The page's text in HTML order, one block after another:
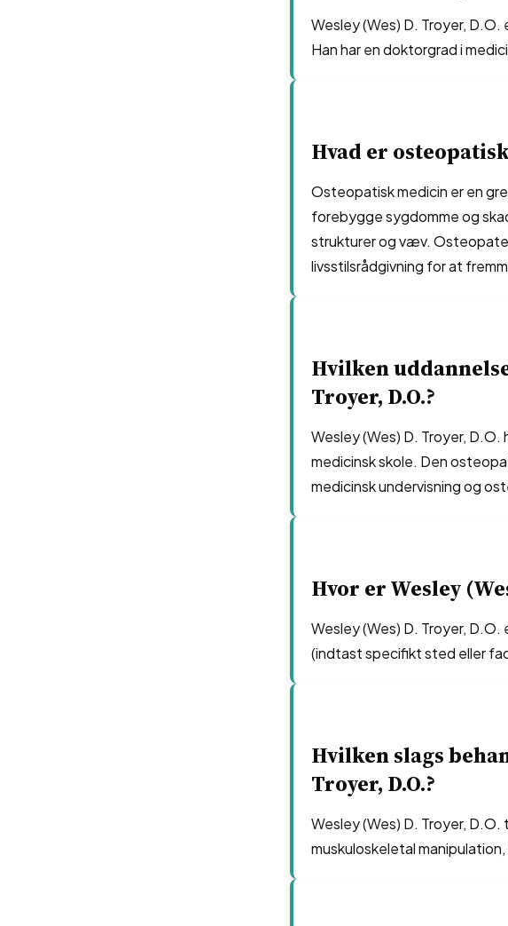
Wesley (Wes) D. Troyer,
Han har en doktorgrad i
Hvad er
Osteopatisk medicin er en
forebygge sygdomme og
strukturer og væv.
livsstilsrådgivning for at
Hvilken
Troyer, D.O.?
Wesley (Wes) D. Troyer,
medicinsk skole. Den
medicinsk undervisning og
Hvor er Wesley
Wesley (Wes) D. Troyer,
(indtast specifikt sted eller
Hvilken slags
Troyer, D.O.?
Wesley (Wes) D. Troyer,
muskuloskeletal